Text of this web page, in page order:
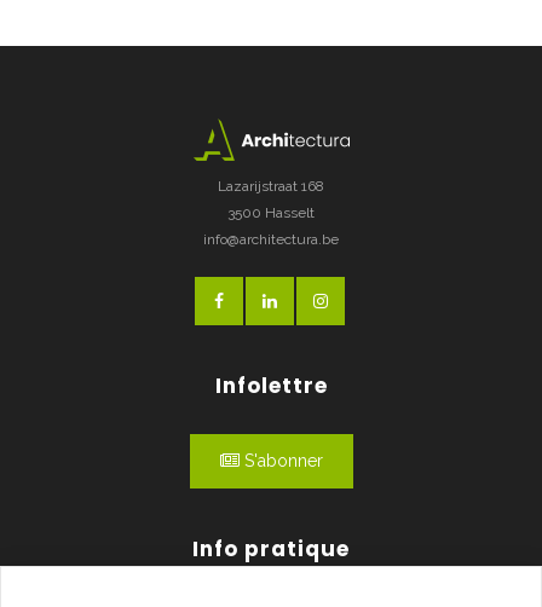
Lazarijstraat 168
3500 Hasselt
info@architectura.be
Infolettre
S'abonner
Info pratique